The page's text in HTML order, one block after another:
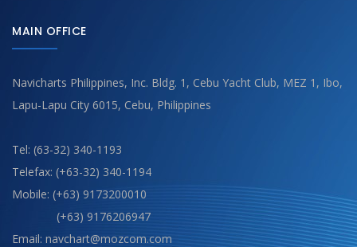
MAIN OFFICE
Navicharts Philippines, Inc. Bldg. 1, Cebu Yacht Club, MEZ 1, Ibo,
Lapu-Lapu City 6015, Cebu, Philippines
Tel: (63-32) 340-1193
Telefax: (+63-32) 340-1194
Mobile: (+63) 9173200010
(+63) 9176206947
Email: navchart@mozcom.com